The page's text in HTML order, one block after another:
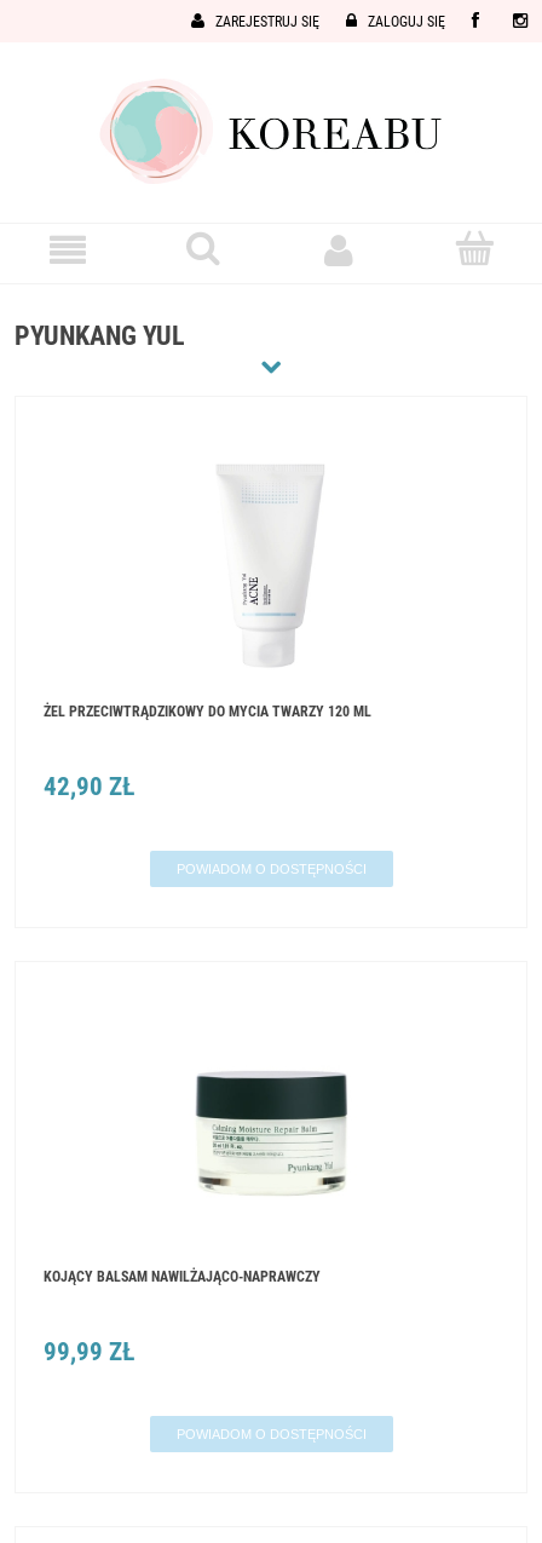
ZAREJESTRUJ SIĘ ZALOGUJ SIĘ
PYUNKANG YUL
ŻEL PRZECIWTRĄDZIKOWY DO MYCIA TWARZY 120 ML
42,90 ZŁ
POWIADOM O DOSTĘPNOŚCI
KOJĄCY BALSAM NAWILŻAJĄCO-NAPRAWCZY
99,99 ZŁ
POWIADOM O DOSTĘPNOŚCI